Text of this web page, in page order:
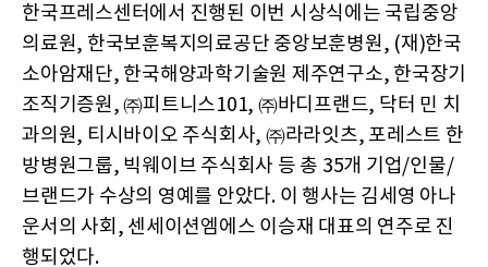
한국프레스센터에서 진행된 이번 시상식에는 국립중앙
의료원, 한국보훈복지의료공단 중앙보훈병원, (재)한국
소아암재단, 한국해양과학기술원 제주연구소, 한국장기
조직기증원, ㈜피트니스101, ㈜바디프랜드, 닥터 민 치
과의원, 티시바이오 주식회사, ㈜라라잇츠, 포레스트 한
방병원그룹, 빅웨이브 주식회사 등 총 35개 기업/인물/
브랜드가 수상의 영예를 안았다. 이 행사는 김세영 아나
운서의 사회, 센세이션엠에스 이승재 대표의 연주로 진
행되었다.